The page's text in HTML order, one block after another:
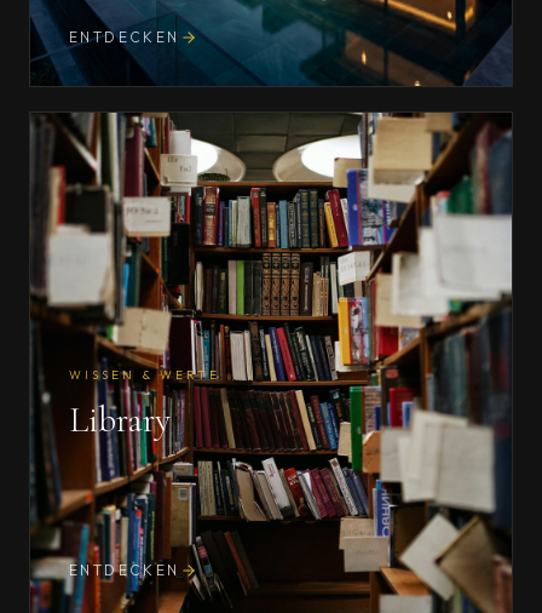
ENTDECKEN
WISSEN & WERTE
Library
ENTDECKEN